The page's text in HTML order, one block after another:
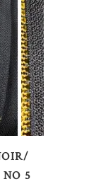
Ce
produit
a
plusieurs
variations.
Les
options
peuvent
être5